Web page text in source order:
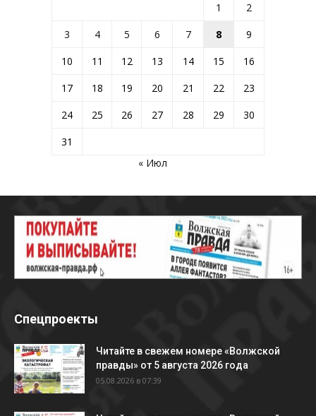
1
2
3
4 5 6 7 8
9
10
11 12 13 14 15
16
17
18 19 20 21 22
23
24
25 26 27 28 29
30
31
« Июл
Спецпроекты
Читайте в свежем номере «Волжской
правды» от 5 августа 2026 года
05.08.2026 в 07:39